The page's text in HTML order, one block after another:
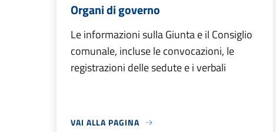
Organi di governo
Le informazioni sulla Giunta e il Consiglio
comunale, incluse le convocazioni, le
registrazioni delle sedute e i verbali
VAI ALLA PAGINA